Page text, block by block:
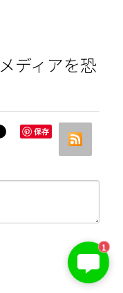
ディアを恐
保存
1